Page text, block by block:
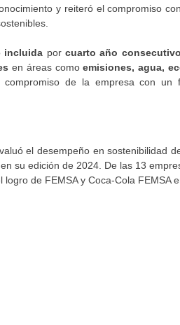
y reiteró el compromiso
incluida porcuarto año consecutivo
en áreas comoemisiones, agua,
compromiso de la empresa con
el desempeño en sostenibilidad
su edición de 2024. De las 13
de FEMSA y Coca-Cola FEMSA